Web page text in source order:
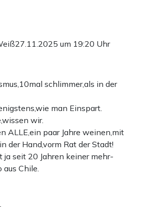
27.11.2025 um 19:20 Uhr
schlimmer,als in der
man Einspart.
wir.
ALLE,ein paar Jahre weinen,mit
der Hand,vorm Rat der Stadt!
ja seit 20 Jahren keiner mehr-
aus Chile.